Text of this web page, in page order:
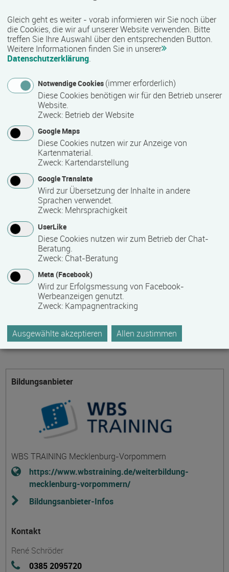
Bemerkungen zum Termin
Die Qualifizierung läuft in Vollzeit.
Mindest­teilnehmer­anzahl
10
Maximale Teilnehmerzahl
Teilnahmegebühr
Bitte kontaktieren Sie den Bildungsanbieter direkt, um
detaillierte Preisinformationen zu erhalten
Hinweis des Datenbankbetreibers: Bitte erfragen Sie beim
Anbieter eventuell auftretende Nebenkosten!
Themengebiet
Informatik-, Informations- und Kommunikationstechnologie
Bildungsanbieter
WBS TRAINING Mecklenburg-Vorpommern
https://www.wbstraining.de/weiterbildung-
mecklenburg-vorpommern/
Bildungsanbieter-Infos
Kontakt
René Schröder
0385 2095720
Gleich geht es weiter - vorab informieren wir Sie noch über
die Cookies, die wir auf unserer Website verwenden. Bitte
treffen Sie Ihre Auswahl über den entsprechenden Button.
Weitere Informationen finden Sie in unserer
Datenschutzerklärung.
Notwendige Cookies (immer erforderlich)
Diese Cookies benötigen wir für den Betrieb unserer
Website.
Zweck: Betrieb der Website
Google Maps
Diese Cookies nutzen wir zur Anzeige von
Kartenmaterial.
Zweck: Kartendarstellung
Google Translate
Wird zur Übersetzung der Inhalte in andere
Sprachen verwendet.
Zweck: Mehrsprachigkeit
UserLike
Diese Cookies nutzen wir zum Betrieb der Chat-
Beratung.
Zweck: Chat-Beratung
Meta (Facebook)
Wird zur Erfolgsmessung von Facebook-
Werbeanzeigen genutzt.
Zweck: Kampagnentracking
Ausgewählte akzeptieren Allen zustimmen